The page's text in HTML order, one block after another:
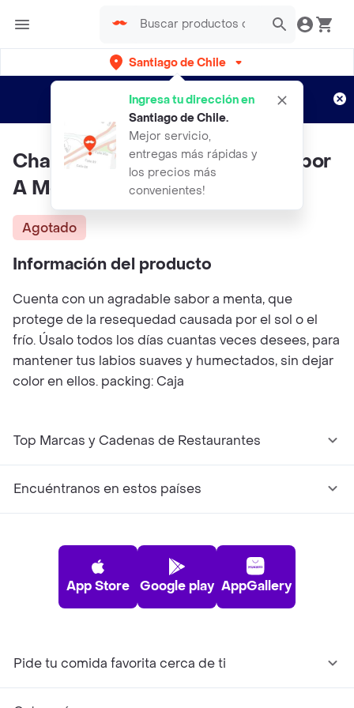
Santiago de Chile
Ingresa tu dirección en
Santiago de Chile.
Mejor servicio,
entregas más rápidas y
los precios más
convenientes!
envíos gratis por semanas
Aplican TyC
Chap Stick Protector Labial Sabor
A Menta
Agotado
Información del producto
Cuenta con un agradable sabor a menta, que
protege de la resequedad causada por el sol o el
frío. Úsalo todos los días cuantas veces desees, para
mantener tus labios suaves y humectados, sin dejar
color en ellos. packing: Caja
Top Marcas y Cadenas de Restaurantes
Encuéntranos en estos países
App Store Google play AppGallery
Pide tu comida favorita cerca de ti